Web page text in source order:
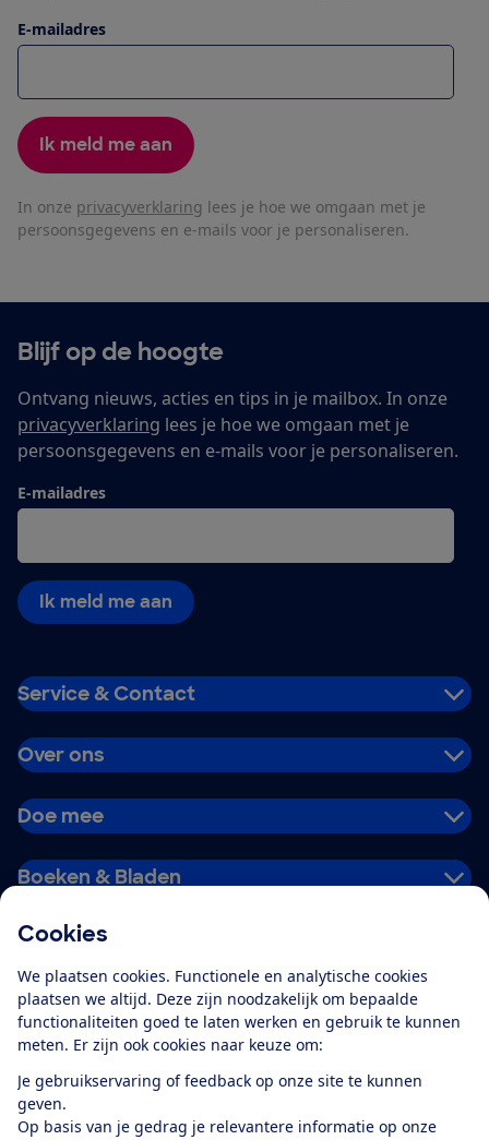
Cookies
We plaatsen cookies. Functionele en analytische cookies
plaatsen we altijd. Deze zijn noodzakelijk om bepaalde
functionaliteiten goed te laten werken en gebruik te kunnen
meten. Er zijn ook cookies naar keuze om:
Je gebruikservaring of feedback op onze site te kunnen
geven.
Op basis van je gedrag je relevantere informatie op onze
E-mailadres
Ik meld me aan
In onze privacyverklaring lees je hoe we omgaan met je
persoonsgegevens en e-mails voor je personaliseren.
Blijf op de hoogte
Ontvang nieuws, acties en tips in je mailbox. In onze
privacyverklaring lees je hoe we omgaan met je
persoonsgegevens en e-mails voor je personaliseren.
E-mailadres
Ik meld me aan
Service & Contact
Over ons
Doe mee
Boeken & Bladen
Alles over de
app